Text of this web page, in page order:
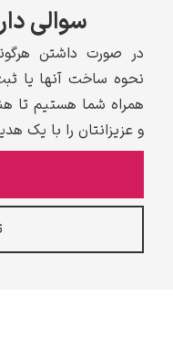
سوالی
در صورت داشتن
نحوه ساخت آنها یا
همراه شما هستیم تا
و عزیزانتان را با یک